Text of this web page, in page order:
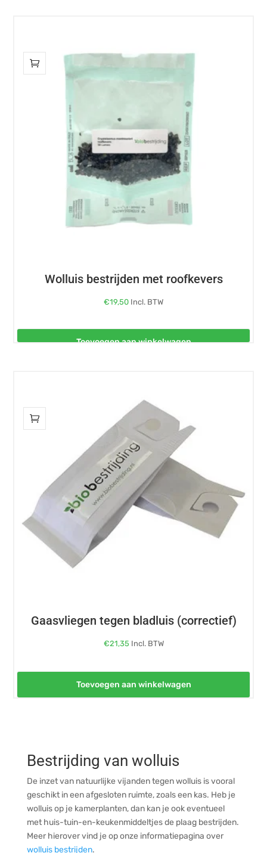
Wolluis bestrijden met roofkevers
€19,50 Incl. BTW
Toevoegen aan winkelwagen
Gaasvliegen tegen bladluis (correctief)
€21,35 Incl. BTW
Toevoegen aan winkelwagen
Bestrijding van wolluis
De inzet van natuurlijke vijanden tegen wolluis is vooral
geschikt in een afgesloten ruimte, zoals een kas. Heb je
wolluis op je kamerplanten, dan kan je ook eventueel
met huis-tuin-en-keukenmiddeltjes de plaag bestrijden.
Meer hierover vind je op onze informatiepagina over
wolluis bestrijden.